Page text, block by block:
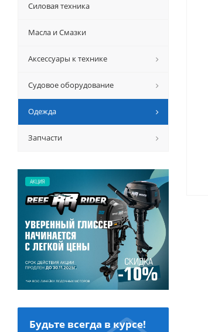
Силовая техника
Масла и Смазки
Аксессуары к технике
Судовое оборудование
Одежда
Запчасти
Будьте всегда в курсе!